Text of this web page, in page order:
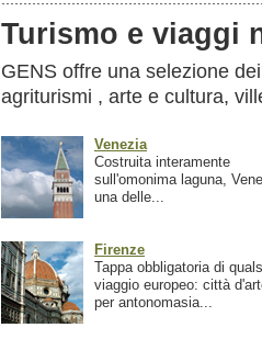
Turismo e viaggi
GENS offre una selezione
agriturismi , arte e cultura,
Venezia
Costruita interamente
sull'omonima laguna,
una delle...
Firenze
Tappa obbligatoria di
viaggio europeo: città
per antonomasia...